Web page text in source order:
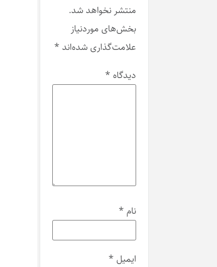
منتشر نخواهد شد.
بخش‌های موردنیاز
علامت‌گذاری شده‌اند *
دیدگاه *
نام *
ایمیل *